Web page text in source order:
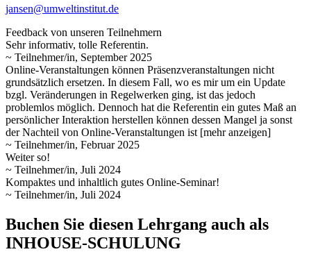
jansen@umweltinstitut.de
Feedback von unseren Teilnehmern
Sehr informativ, tolle Referentin.
~ Teilnehmer/in, September 2025
Online-Veranstaltungen können Präsenzveranstaltungen nicht
grundsätzlich ersetzen. In diesem Fall, wo es mir um ein Update
bzgl. Veränderungen in Regelwerken ging, ist das jedoch
problemlos möglich. Dennoch hat die Referentin ein gutes Maß an
persönlicherInteraktion herstellen können dessen Mangel ja sonst
der Nachteil von Online-Veranstaltungen ist [mehr anzeigen]
~ Teilnehmer/in, Februar 2025
Weiter so!
~ Teilnehmer/in, Juli 2024
Kompaktes und inhaltlich gutes Online-Seminar!
~ Teilnehmer/in, Juli 2024
Buchen Sie diesen Lehrgang auch als
INHOUSE-SCHULUNG